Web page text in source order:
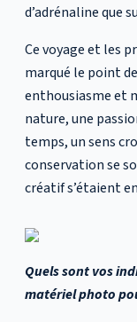
d’adrénaline que
Ce voyage et les
marqué le point
enthousiasme et
nature, une
temps, un sens
conservation se
créatif s’étaient
Quels sont vos
matériel photo